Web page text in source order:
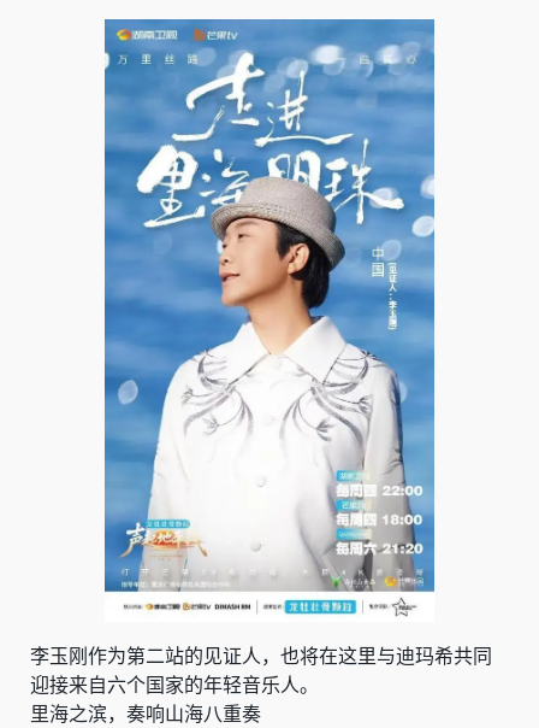
李玉刚作为第二站的见证人，也将在这里与迪玛希共同
迎接来自六个国家的年轻音乐人。
里海之滨，奏响山海八重奏